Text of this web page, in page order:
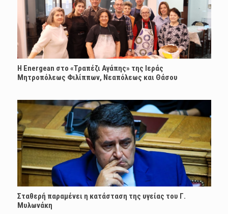
H Energean στο «Τραπέζι Αγάπης» της Ιεράς
Μητροπόλεως Φιλίππων, Νεαπόλεως και Θάσου
Σταθερή παραμένει η κατάσταση της υγείας του Γ.
Μυλωνάκη